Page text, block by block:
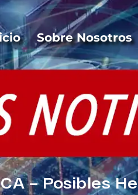
Sobre Nosotros
– Posibles